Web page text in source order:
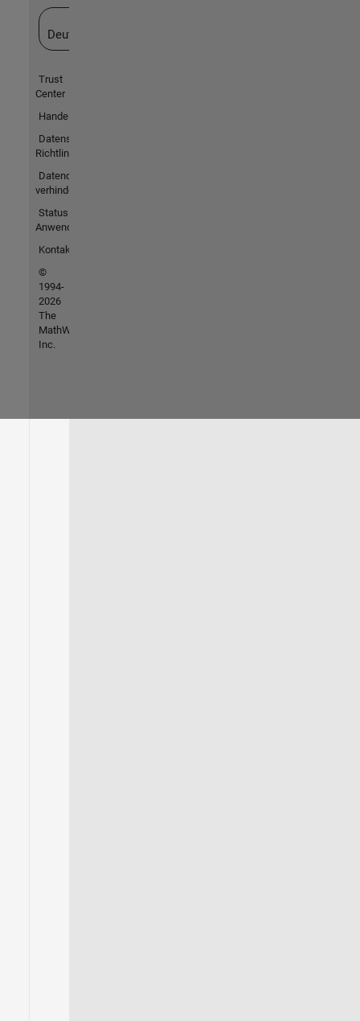
Deutschland
Trust
Center
Handelsmarken
Datenschutz-
Richtlinien
Datendiebstahl
verhindern
Status von
Anwendungen
Kontakt
©
1994-
2026
The
MathWorks,
Inc.